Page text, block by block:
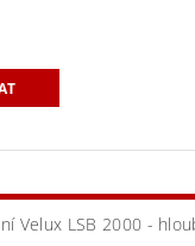
Velux LSB 2000 -